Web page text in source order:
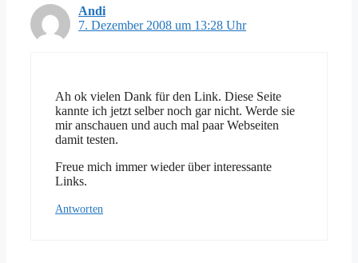
Andi
7. Dezember 2008 um 13:28 Uhr
Ah ok vielen Dank für den Link. Diese Seite
kannte ich jetzt selber noch gar nicht. Werde sie
mir anschauen und auch mal paar Webseiten
damit testen.
Freue mich immer wieder über interessante
Links.
Antworten